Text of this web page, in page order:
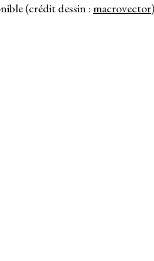
(crédit dessin :macrovector)